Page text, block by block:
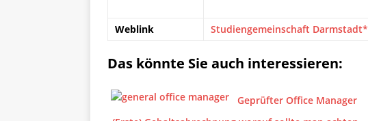
Weblink Studiengemeinschaft Darmstadt*
Das könnte Sie auch interessieren:
Geprüfter Office Manager